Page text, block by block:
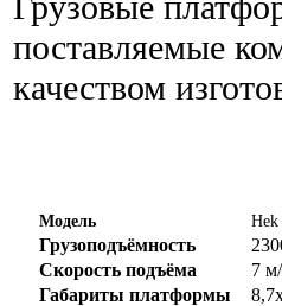
поставляемые
качеством
Модель Hek
Грузоподъёмность
Скорость подъёма
7
Габариты платформы